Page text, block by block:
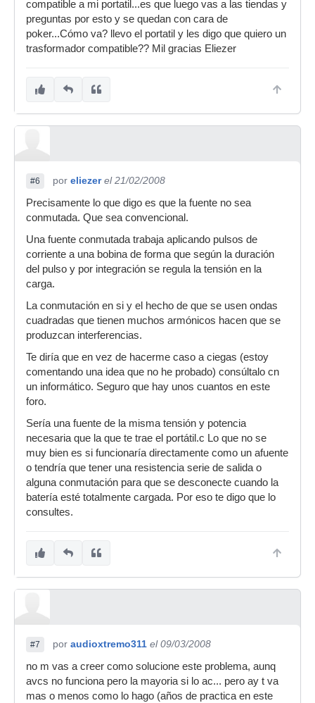
compatible a mi portatil...es que luego vas a las tiendas y
preguntas por esto y se quedan con cara de
poker...Cómo va? llevo el portatil y les digo que quiero un
trasformador compatible?? Mil gracias Eliezer
#6 por eliezer el 21/02/2008
Precisamente lo que digo es que la fuente no sea
conmutada. Que sea convencional.
Una fuente conmutada trabaja aplicando pulsos de
corriente a una bobina de forma que según la duración
del pulso y por integración se regula la tensión en la
carga.
La conmutación en si y el hecho de que se usen ondas
cuadradas que tienen muchos armónicos hacen que se
produzcan interferencias.
Te diría que en vez de hacerme caso a ciegas (estoy
comentando una idea que no he probado) consúltalo cn
un informático. Seguro que hay unos cuantos en este
foro.
Sería una fuente de la misma tensión y potencia
necesaria que la que te trae el portátil.c Lo que no se
muy bien es si funcionaría directamente como un afuente
o tendría que tener una resistencia serie de salida o
alguna conmutación para que se desconecte cuando la
batería esté totalmente cargada. Por eso te digo que lo
consultes.
#7 por audioxtremo311 el 09/03/2008
no m vas a creer como solucione este problema, aunq
avcs no funciona pero la mayoria si lo ac... pero ay t va
mas o menos como lo hago (años de practica en este